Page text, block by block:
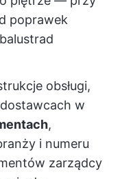
poprawek
obsługi,
w
,
i numeru
zarządcy